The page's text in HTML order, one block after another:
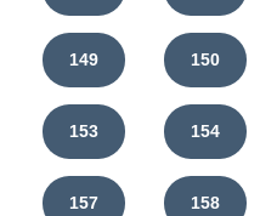
149 150
153 154
157 158